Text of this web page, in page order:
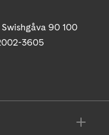
90 100
3605